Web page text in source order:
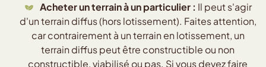
Acheter un terrain à un particulier : Il peut s'agir
d'un terrain diffus (hors lotissement). Faites attention,
car contrairement à un terrain en lotissement, un
terrain diffus peut être constructible ou non
constructible, viabilisé ou pas. Si vous devez faire